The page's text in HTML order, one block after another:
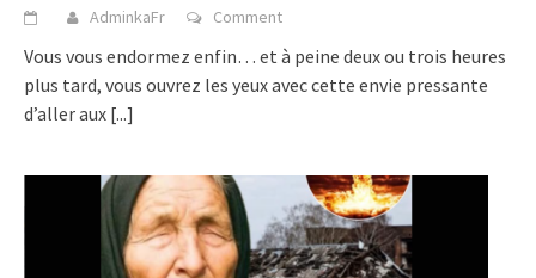
AdminkaFr Comment
Vous vous endormez enfin… et à peine deux ou trois heures
plus tard, vous ouvrez les yeux avec cette envie pressante
d’aller aux [...]